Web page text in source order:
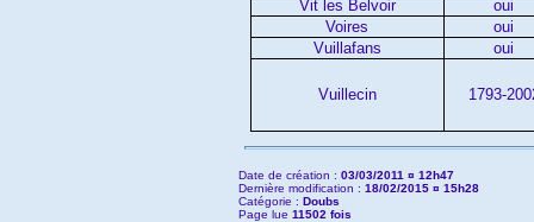
Vit les Belvoir
oui
Voires
oui
Vuillafans
oui
Vuillecin 1793-
Date de création : 03/03/2011 ¤ 12h47
Dernière modification : 18/02/2015 ¤ 15h28
Catégorie : Doubs
Page lue 11502 fois